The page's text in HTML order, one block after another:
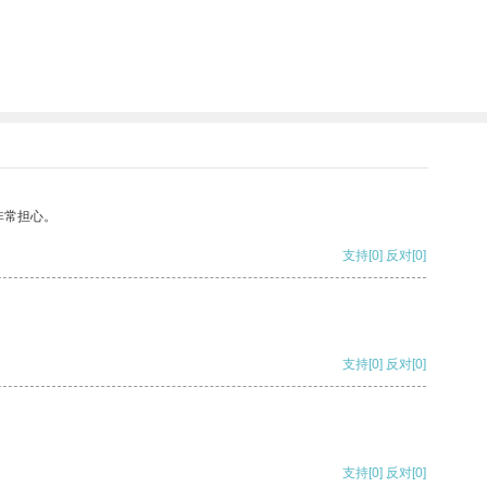
担心。
支持[0] 反对[0]
支持[0] 反对[0]
支持[0] 反对[0]